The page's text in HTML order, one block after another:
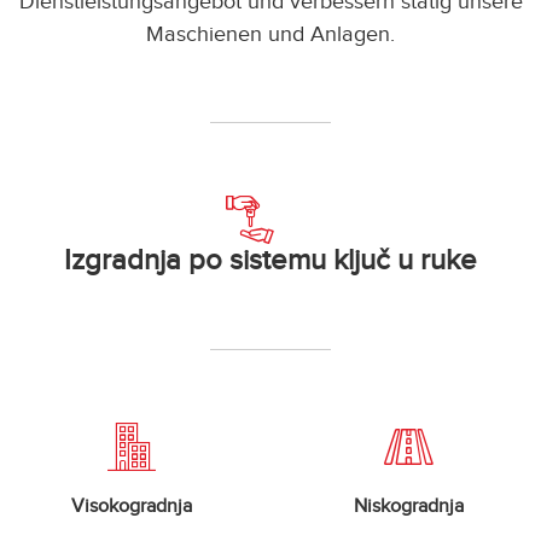
Maschienen und Anlagen.
Izgradnja po sistemu ključ u ruke
Visokogradnja Niskogradnja